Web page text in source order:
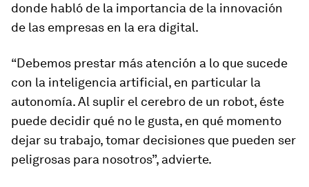
donde habló de la importancia de la innovación
de las empresas en la era digital.
“Debemos prestar más atención a lo que sucede
con la inteligencia artificial, en particular la
autonomía. Al suplir el cerebro de un robot, éste
puede decidir qué no le gusta, en qué momento
dejar su trabajo, tomar decisiones que pueden ser
peligrosas para nosotros”, advierte.